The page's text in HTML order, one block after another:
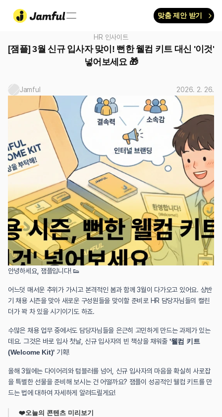
맞춤 제안 받기
HR 인사이트
[잼플] 3월 신규 입사자 맞이! 뻔한 웰컴 키트 대신 '이것'
넣어보세요 🎁
Jamful 2026. 2. 26.
안녕하세요, 잼플입니다! 👟
어느덧 매서운 추위가 가시고 본격적인 봄과 함께 3월이 다가오고 있어요. 상반
기 채용 시즌을 맞아 새로운 구성원들을 맞이할 준비로 HR 담당자님들의 캘린
더가 꽉 차 있을 시기이기도 하죠.
수많은 채용 업무 중에서도 담당자님들을 은근히 고민하게 만드는 과제가 있는
데요. 그것은 바로 입사 첫날, 신규 입사자의 빈 책상을 채워줄 '웰컴 키트
(Welcome Kit)' 기획!
올해 3월에는 다이어리와 텀블러를 넘어, 신규 입사자의 마음을 확실히 사로잡
을 특별한 선물을 준비해 보시는 건 어떨까요? 잼플이 성공적인 웰컴 키트를 만
드는 법에 대하여 자세하게 알려드릴게요!
❤️오늘의 콘텐츠 미리보기